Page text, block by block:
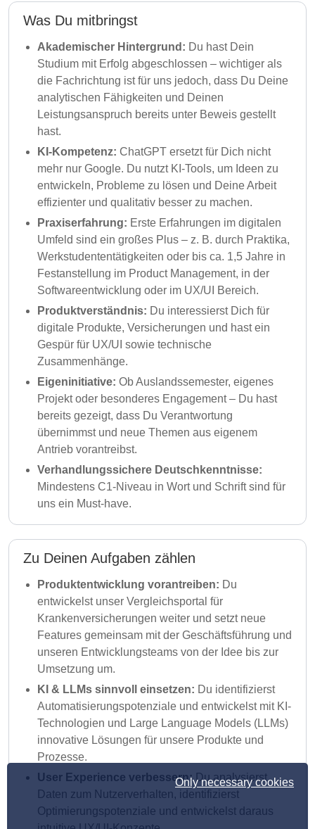
Only necessary cookies
Was Du mitbringst
Akademischer Hintergrund: Du hast Dein
Studium mit Erfolg abgeschlossen – wichtiger als
die Fachrichtung ist für uns jedoch, dass Du Deine
analytischen Fähigkeiten und Deinen
Leistungsanspruch bereits unter Beweis gestellt
hast.
KI-Kompetenz: ChatGPT ersetzt für Dich nicht
mehr nur Google. Du nutzt KI-Tools, um Ideen zu
entwickeln, Probleme zu lösen und Deine Arbeit
effizienter und qualitativ besser zu machen.
Praxiserfahrung: Erste Erfahrungen im digitalen
Umfeld sind ein großes Plus – z. B. durch Praktika,
Werkstudententätigkeiten oder bis ca. 1,5 Jahre in
Festanstellung im Product Management, in der
Softwareentwicklung oder im UX/UI Bereich.
Produktverständnis: Du interessierst Dich für
digitale Produkte, Versicherungen und hast ein
Gespür für UX/UI sowie technische
Zusammenhänge.
Eigeninitiative: Ob Auslandssemester, eigenes
Projekt oder besonderes Engagement – Du hast
bereits gezeigt, dass Du Verantwortung
übernimmst und neue Themen aus eigenem
Antrieb vorantreibst.
Verhandlungssichere Deutschkenntnisse:
Mindestens C1-Niveau in Wort und Schrift sind für
uns ein Must-have.
Zu Deinen Aufgaben zählen
Produktentwicklung vorantreiben: Du
entwickelst unser Vergleichsportal für
Krankenversicherungen weiter und setzt neue
Features gemeinsam mit der Geschäftsführung und
unseren Entwicklungsteams von der Idee bis zur
Umsetzung um.
KI & LLMs sinnvoll einsetzen: Du identifizierst
Automatisierungspotenziale und entwickelst mit KI-
Technologien und Large Language Models (LLMs)
innovative Lösungen für unsere Produkte und
Prozesse.
User Experience verbessern: Du analysierst
Daten zum Nutzerverhalten, identifizierst
Optimierungspotenziale und entwickelst daraus